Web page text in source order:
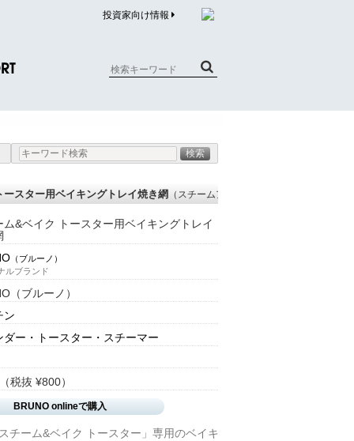
投資家向け情報
わせ
スター用ベイキングトレイ焼き網 （スチームアンドベイク トースターヨウ
ム&ベイク トースター用ベイキングトレイ
（ブルーノ）
ルブランド
（ブルーノ）
ン
ダー・トースター・スチーマー
（税抜 ¥800）
BRUNO onlineで購入
チーム&ベイク トースター」専用のベイキ